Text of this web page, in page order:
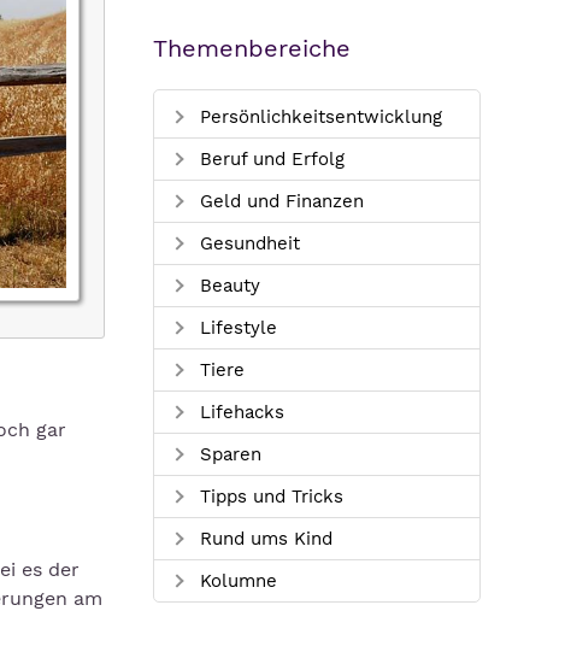
gar
es der
am
Themenbereiche
Persönlichkeitsentwicklung
Beruf und Erfolg
Geld und Finanzen
Gesundheit
Beauty
Lifestyle
Tiere
Lifehacks
Sparen
Tipps und Tricks
Rund ums Kind
Kolumne